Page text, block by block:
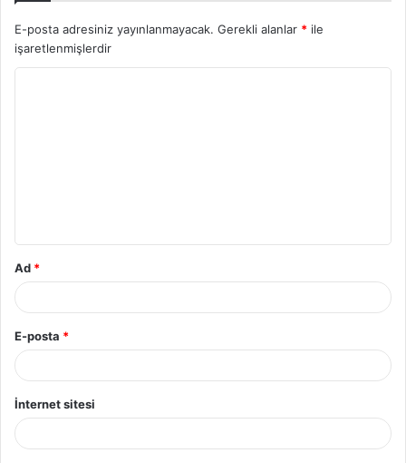
E-posta adresiniz yayınlanmayacak. Gerekli alanlar * ile
işaretlenmişlerdir
Ad *
E-posta *
İnternet sitesi